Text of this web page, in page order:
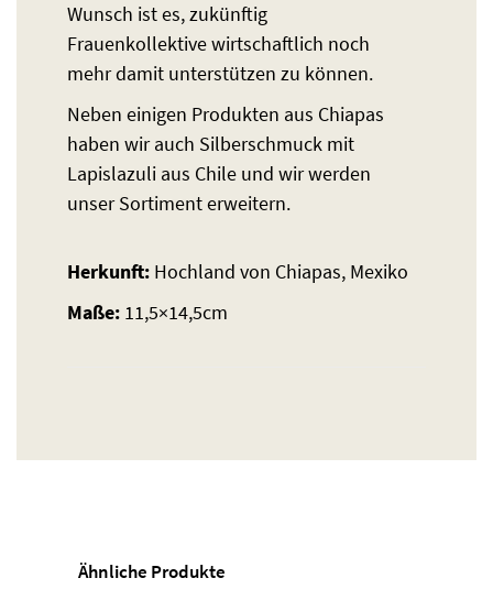
Wunsch ist es, zukünftig
Frauenkollektive wirtschaftlich noch
mehr damit unterstützen zu können.
Neben einigen Produkten aus Chiapas
haben wir auch Silberschmuck mit
Lapislazuli aus Chile und wir werden
unser Sortiment erweitern.
Herkunft: Hochland von Chiapas, Mexiko
Maße: 11,5×14,5cm
Ähnliche Produkte